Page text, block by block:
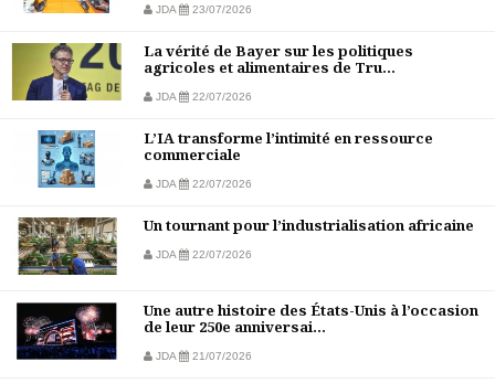
JDA 23/07/2026
La vérité de Bayer sur les politiques
agricoles et alimentaires de Tru...
JDA 22/07/2026
L’IA transforme l’intimité en ressource
commerciale
JDA 22/07/2026
Un tournant pour l’industrialisation africaine
JDA 22/07/2026
Une autre histoire des États-Unis à l’occasion
de leur 250e anniversai...
JDA 21/07/2026